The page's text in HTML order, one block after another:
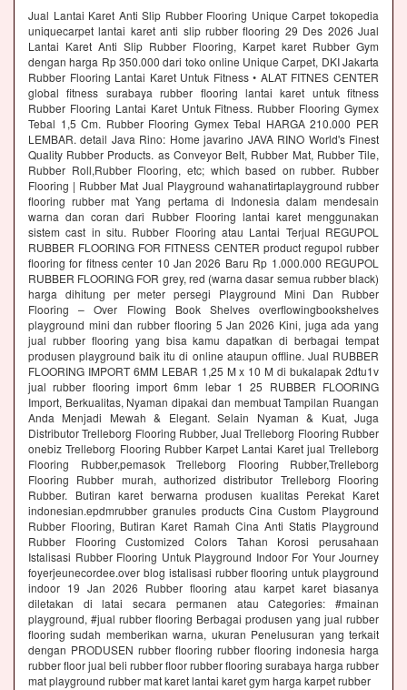
Jual Lantai Karet Anti Slip Rubber Flooring Unique Carpet tokopedia
uniquecarpet lantai karet anti slip rubber flooring 29 Des 2026 Jual
Lantai Karet Anti Slip Rubber Flooring, Karpet karet Rubber Gym
dengan harga Rp 350.000 dari toko online Unique Carpet, DKI Jakarta
Rubber Flooring Lantai Karet Untuk Fitness • ALAT FITNES CENTER
global fitness surabaya rubber flooring lantai karet untuk fitness
Rubber Flooring Lantai Karet Untuk Fitness. Rubber Flooring Gymex
Tebal 1,5 Cm. Rubber Flooring Gymex Tebal HARGA 210.000 PER
LEMBAR. detail Java Rino: Home javarino JAVA RINO World's Finest
Quality Rubber Products. as Conveyor Belt, Rubber Mat, Rubber Tile,
Rubber Roll,Rubber Flooring, etc; which based on rubber. Rubber
Flooring | Rubber Mat Jual Playground wahanatirtaplayground rubber
flooring rubber mat Yang pertama di Indonesia dalam mendesain
warna dan coran dari Rubber Flooring lantai karet menggunakan
sistem cast in situ. Rubber Flooring atau Lantai Terjual REGUPOL
RUBBER FLOORING FOR FITNESS CENTER product regupol rubber
flooring for fitness center 10 Jan 2026 Baru Rp 1.000.000 REGUPOL
RUBBER FLOORING FOR grey, red (warna dasar semua rubber black)
harga dihitung per meter persegi Playground Mini Dan Rubber
Flooring – Over Flowing Book Shelves overflowingbookshelves
playground mini dan rubber flooring 5 Jan 2026 Kini, juga ada yang
jual rubber flooring yang bisa kamu dapatkan di berbagai tempat
produsen playground baik itu di online ataupun offline. Jual RUBBER
FLOORING IMPORT 6MM LEBAR 1,25 M x 10 M di bukalapak 2dtu1v
jual rubber flooring import 6mm lebar 1 25 RUBBER FLOORING
Import, Berkualitas, Nyaman dipakai dan membuat Tampilan Ruangan
Anda Menjadi Mewah & Elegant. Selain Nyaman & Kuat, Juga
Distributor Trelleborg Flooring Rubber, Jual Trelleborg Flooring Rubber
onebiz Trelleborg Flooring Rubber Karpet Lantai Karet jual Trelleborg
Flooring Rubber,pemasok Trelleborg Flooring Rubber,Trelleborg
Flooring Rubber murah, authorized distributor Trelleborg Flooring
Rubber. Butiran karet berwarna produsen kualitas Perekat Karet
indonesian.epdmrubber granules products Cina Custom Playground
Rubber Flooring, Butiran Karet Ramah Cina Anti Statis Playground
Rubber Flooring Customized Colors Tahan Korosi perusahaan
Istalisasi Rubber Flooring Untuk Playground Indoor For Your Journey
foyerjeunecordee.over blog istalisasi rubber flooring untuk playground
indoor 19 Jan 2026 Rubber flooring atau karpet karet biasanya
diletakan di latai secara permanen atau Categories: #mainan
playground, #jual rubber flooring Berbagai produsen yang jual rubber
flooring sudah memberikan warna, ukuran Penelusuran yang terkait
dengan PRODUSEN rubber flooring rubber flooring indonesia harga
rubber floor jual beli rubber floor rubber flooring surabaya harga rubber
mat playground rubber mat karet lantai karet gym harga karpet rubber